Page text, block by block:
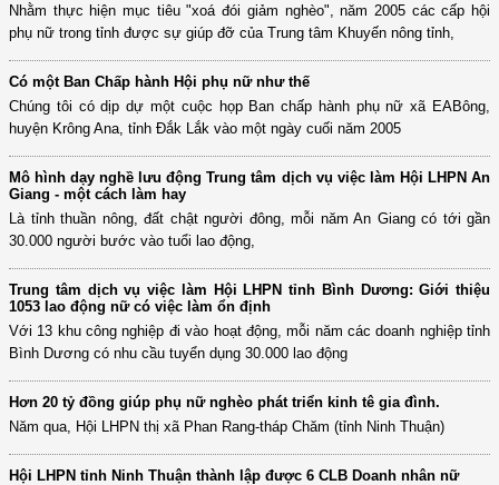
Nhằm thực hiện mục tiêu "xoá đói giảm nghèo", năm 2005 các cấp hội
phụ nữ trong tỉnh được sự giúp đỡ của Trung tâm Khuyến nông tỉnh,
Có một Ban Chấp hành Hội phụ nữ như thế
Chúng tôi có dịp dự một cuộc họp Ban chấp hành phụ nữ xã EABông,
huyện Krông Ana, tỉnh Đắk Lắk vào một ngày cuối năm 2005
Mô hình dạy nghề lưu động Trung tâm dịch vụ việc làm Hội LHPN An
Giang - một cách làm hay
Là tỉnh thuần nông, đất chật người đông, mỗi năm An Giang có tới gần
30.000 người bước vào tuổi lao động,
Trung tâm dịch vụ việc làm Hội LHPN tỉnh Bình Dương: Giới thiệu
1053 lao động nữ có việc làm ổn định
Với 13 khu công nghiệp đi vào hoạt động, mỗi năm các doanh nghiệp tỉnh
Bình Dương có nhu cầu tuyển dụng 30.000 lao động
Hơn 20 tỷ đồng giúp phụ nữ nghèo phát triển kinh tê gia đình.
Năm qua, Hội LHPN thị xã Phan Rang-tháp Chăm (tỉnh Ninh Thuận)
Hội LHPN tỉnh Ninh Thuận thành lập được 6 CLB Doanh nhân nữ